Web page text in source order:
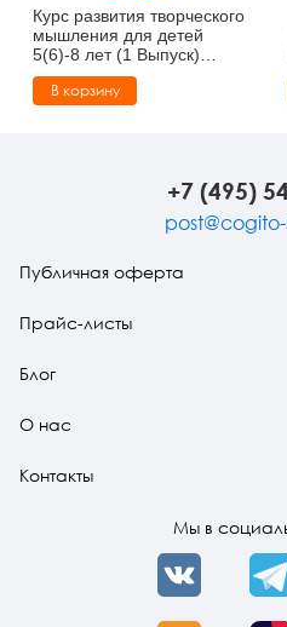
Курс развития творческого
мышления для детей
5(6)-8 лет (1 Выпуск)
(комплект ученика)
В корзину
+7 (495)
Публичная оферта
Прайс-листы
Блог
О нас
Контакты
Мы в
VK